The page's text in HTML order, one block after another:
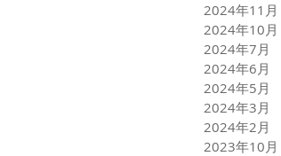
2024年11月
2024年10月
2024年7月
2024年6月
2024年5月
2024年3月
2024年2月
2023年10月